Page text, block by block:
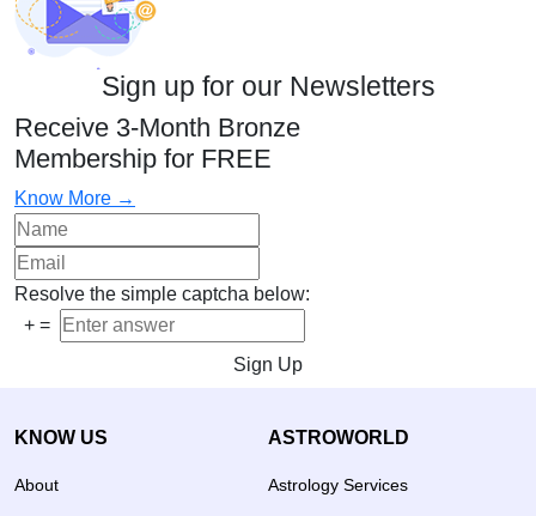
Sign up for our Newsletters
Receive 3-Month Bronze
Membership for FREE
Know More →
Resolve the simple captcha below:
+ =
Sign Up
KNOW US
About
ASTROWORLD
Astrology Services